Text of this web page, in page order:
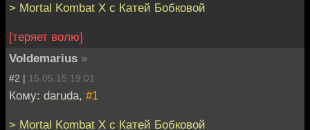
> Mortal Kombat X с Катей Бобковой
[теряет волю]
Voldemarius »
#2 | 15.05.15 19:01
Кому: daruda, #1
> Mortal Kombat X с Катей Бобковой